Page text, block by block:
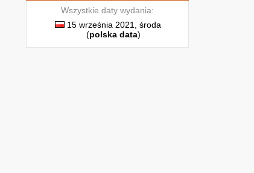
Wszystkie daty wydania:
15 września 2021, środa
(polska data)